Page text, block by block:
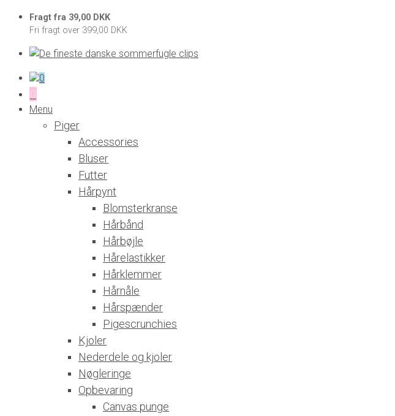
Fragt fra 39,00 DKK
Fri fragt over 399,00 DKK
0
0
Menu
Piger
Accessories
Bluser
Futter
Hårpynt
Blomsterkranse
Hårbånd
Hårbøjle
Hårelastikker
Hårklemmer
Hårnåle
Hårspænder
Pigescrunchies
Kjoler
Nederdele og kjoler
Nøgleringe
Opbevaring
Canvas punge